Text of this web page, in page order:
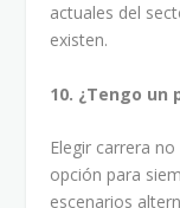
actuales del
existen.
10. ¿Tengo un
Elegir carrera
opción para
escenarios